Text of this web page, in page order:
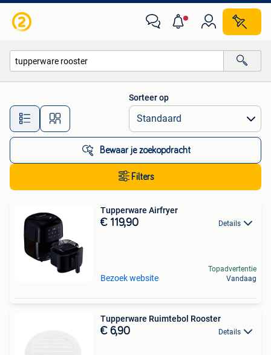
Alle afstanden…
Sorteer op
Bewaar je zoekopdracht
Filters
Tupperware Airfryer
€ 119,90 Details
Bezoek website
Topadvertentie
Vandaag
Tupperware Ruimtebol Rooster
€ 6,90 Details